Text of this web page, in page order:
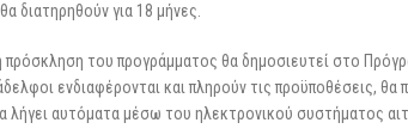
διατηρηθούν για 18 μήνες.
πρόσκληση του προγράμματος θα δημοσιευτεί στο
ενδιαφέρονται και πληρούν τις προϋποθέσεις,
λήγει αυτόματα μέσω του ηλεκτρονικού συστήματος